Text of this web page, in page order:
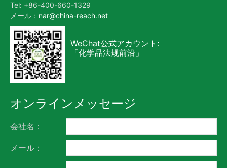
Tel: +86-400-660-1329
メール： nar@china-reach.net
WeChat公式アカウント:
「化学品法规前沿」
オンラインメッセージ
会社名：
メール：